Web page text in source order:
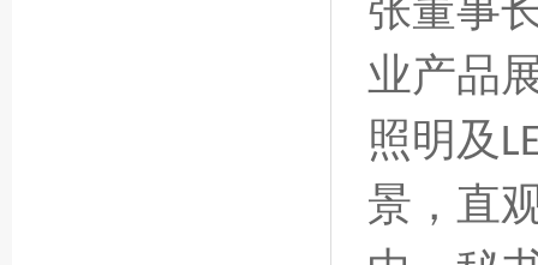
张董事
业产品
照明及
景，直